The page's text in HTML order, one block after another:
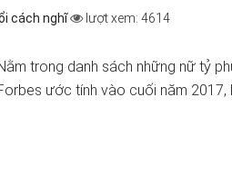
cách nghĩ lượt xem: 4614
trong danh sách những nữ tỷ
ước tính vào cuối năm 2017,